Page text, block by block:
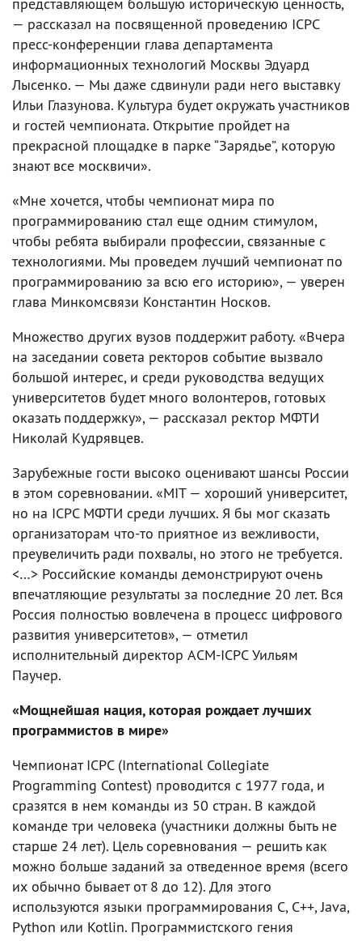
— рассказал на посвященной проведению ICPC
пресс-конференции глава департамента
информационных технологий Москвы Эдуард
Лысенко. — Мы даже сдвинули ради него выставку
Ильи Глазунова. Культура будет окружать участников
и гостей чемпионата. Открытие пройдет на
прекрасной площадке в парке “Зарядье”, которую
знают все москвичи».
«Мне хочется, чтобы чемпионат мира по
программированию стал еще одним стимулом,
чтобы ребята выбирали профессии, связанные с
технологиями. Мы проведем лучший чемпионат по
программированию за всю его историю», — уверен
глава Минкомсвязи Константин Носков.
Множество других вузов поддержит работу. «Вчера
на заседании совета ректоров событие вызвало
большой интерес, и среди руководства ведущих
университетов будет много волонтеров, готовых
оказать поддержку», — рассказал ректор МФТИ
Николай Кудрявцев.
Зарубежные гости высоко оценивают шансы России
в этом соревновании. «MIT — хороший университет,
но на ICPC МФТИ среди лучших. Я бы мог сказать
организаторам что-то приятное из вежливости,
преувеличить ради похвалы, но этого не требуется.
<…> Российские команды демонстрируют очень
впечатляющие результаты за последние 20 лет. Вся
Россия полностью вовлечена в процесс цифрового
развития университетов», — отметил
исполнительный директор ACM-ICPC Уильям
Паучер.
«Мощнейшая нация, которая рождает лучших
программистов в мире»
Чемпионат ICPC (International Collegiate
Programming Contest) проводится с 1977 года, и
сразятся в нем команды из 50 стран. В каждой
команде три человека (участники должны быть не
старше 24 лет). Цель соревнования — решить как
можно больше заданий за отведенное время (всего
их обычно бывает от 8 до 12). Для этого
используются языки программирования C, C++, Java,
Python или Kotlin. Программистского гения